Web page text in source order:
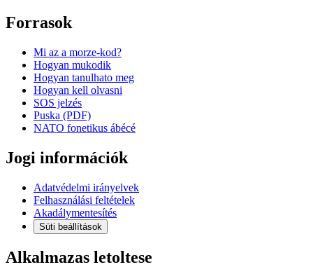
Forrasok
Mi az a morze-kod?
Hogyan mukodik
Hogyan tanulhato meg
Hogyan kell olvasni
SOS jelzés
Puska (PDF)
NATO fonetikus ábécé
Jogi információk
Adatvédelmi irányelvek
Felhasználási feltételek
Akadálymentesítés
Süti beállítások
Alkalmazas letoltese